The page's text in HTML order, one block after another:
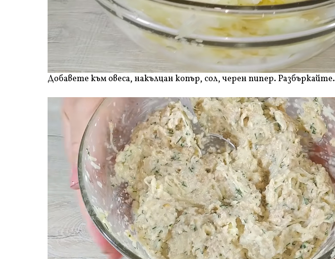
Добавете към овеса, накълцан копър, сол, черен пипер. Разбъркайте.